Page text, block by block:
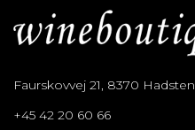
Faurskovvej 21, 8370 Hadsten
+45 42 20 60 66